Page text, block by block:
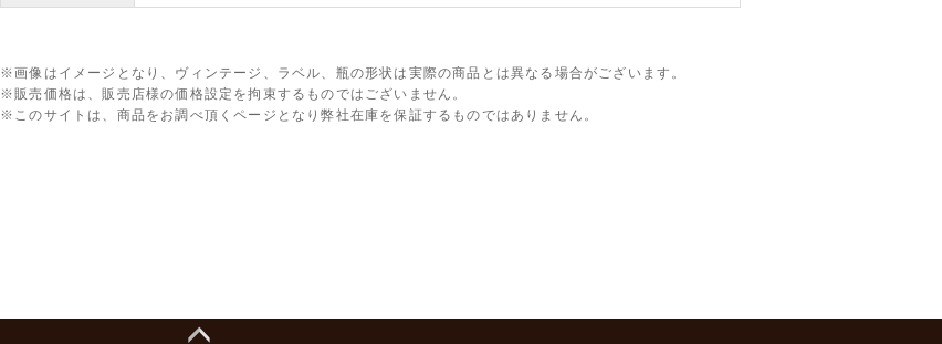
※画像はイメージとなり、ヴィンテージ、ラベル、瓶の形状は実際の商品とは異なる場合がございます。
※販売価格は、販売店様の価格設定を拘束するものではございません。
※このサイトは、商品をお調べ頂くページとなり弊社在庫を保証するものではありません。